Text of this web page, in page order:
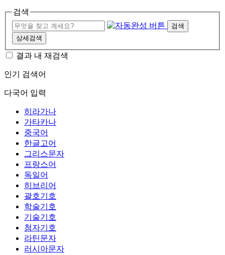
검색
검색
상세검색
결과 내 재검색
인기 검색어
다국어 입력
히라가나
가타카나
중국어
한글고어
그리스문자
프랑스어
독일어
히브리어
괄호기호
학술기호
기술기호
첨자기호
라틴문자
러시아문자